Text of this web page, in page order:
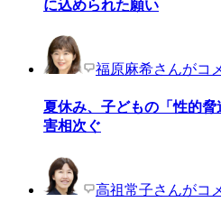
に込められた願い
福原麻希さんがコ
夏休み、子どもの「性的
害相次ぐ
高祖常子さんがコ